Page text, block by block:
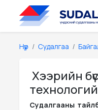
Нүүр Судалгаа
Хээрийн
Судалгааны